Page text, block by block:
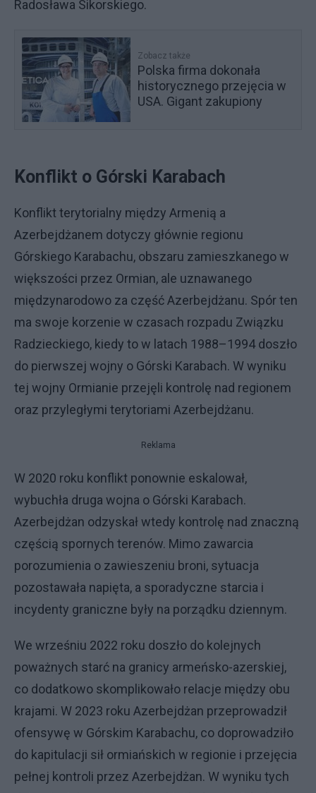
Radosława Sikorskiego.
Zobacz także
Polska firma dokonała
historycznego przejęcia w
USA. Gigant zakupiony
Konflikt o Górski Karabach
Konflikt terytorialny między Armenią a
Azerbejdżanem dotyczy głównie regionu
Górskiego Karabachu, obszaru zamieszkanego w
większości przez Ormian, ale uznawanego
międzynarodowo za część Azerbejdżanu. Spór ten
ma swoje korzenie w czasach rozpadu Związku
Radzieckiego, kiedy to w latach 1988–1994 doszło
do pierwszej wojny o Górski Karabach. W wyniku
tej wojny Ormianie przejęli kontrolę nad regionem
oraz przyległymi terytoriami Azerbejdżanu.
Reklama
W 2020 roku konflikt ponownie eskalował,
wybuchła druga wojna o Górski Karabach.
Azerbejdżan odzyskał wtedy kontrolę nad znaczną
częścią spornych terenów. Mimo zawarcia
porozumienia o zawieszeniu broni, sytuacja
pozostawała napięta, a sporadyczne starcia i
incydenty graniczne były na porządku dziennym.
We wrześniu 2022 roku doszło do kolejnych
poważnych starć na granicy armeńsko-azerskiej,
co dodatkowo skomplikowało relacje między obu
krajami. W 2023 roku Azerbejdżan przeprowadził
ofensywę w Górskim Karabachu, co doprowadziło
do kapitulacji sił ormiańskich w regionie i przejęcia
pełnej kontroli przez Azerbejdżan. W wyniku tych